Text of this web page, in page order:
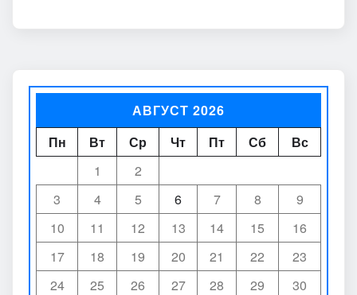
АВГУСТ 2026
Пн
Вт Ср Чт Пт Сб
Вс
1
2
3
4 5 6 7 8
9
10
11 12 13 14 15
16
17
18 19 20 21 22
23
24
25 26 27 28 29
30